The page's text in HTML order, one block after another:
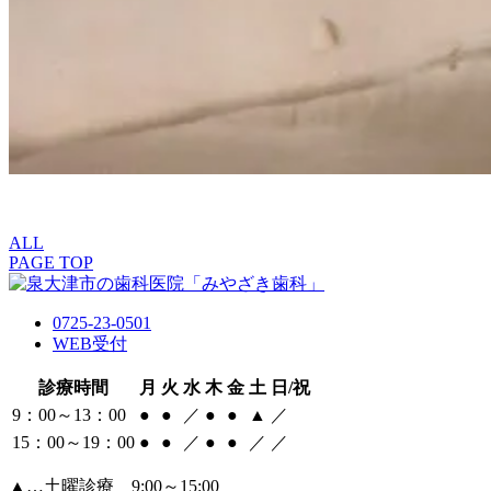
ALL
PAGE TOP
0725-23-0501
WEB受付
診療時間 月 火 水 木 金 土 日/祝
9：00～13：00
● ● ／ ● ● ▲
／
15：00～19：00 ● ● ／ ● ● ／ ／
▲…土曜診療 9:00～15:00